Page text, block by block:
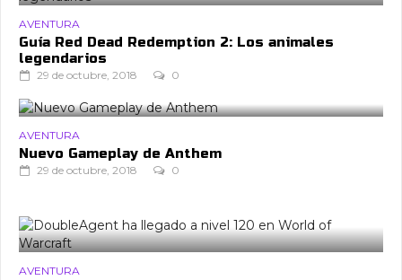
AVENTURA
Guía Red Dead Redemption 2: Los animales
legendarios
29 de octubre, 2018 0
AVENTURA
Nuevo Gameplay de Anthem
29 de octubre, 2018 0
AVENTURA